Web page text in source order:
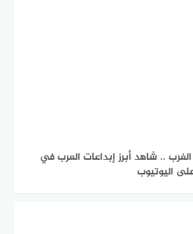
.. شاهد أبرز إبداعات العرب في
اليوتيوب